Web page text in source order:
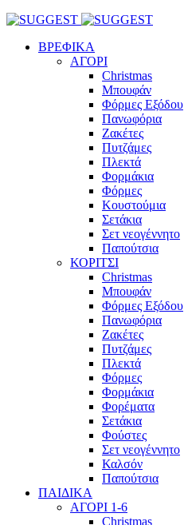
ΒΡΕΦΙΚΑ
ΑΓΟΡΙ
Christmas
Μπουφάν
Φόρμες Εξόδου
Πανωφόρια
Ζακέτες
Πυτζάμες
Πλεκτά
Φορμάκια
Φόρμες
Κουστούμια
Σετάκια
Σετ νεογέννητο
Παπούτσια
ΚΟΡΙΤΣΙ
Christmas
Μπουφάν
Φόρμες Εξόδου
Πανωφόρια
Ζακέτες
Πυτζάμες
Πλεκτά
Φόρμες
Φορμάκια
Φορέματα
Σετάκια
Φούστες
Σετ νεογέννητο
Καλσόν
Παπούτσια
ΠΑΙΔΙΚΑ
ΑΓΟΡΙ 1-6
Christmas